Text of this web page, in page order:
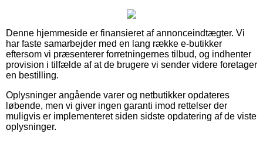
Denne hjemmeside er finansieret af annonceindtægter. Vi
har faste samarbejder med en lang række e-butikker
eftersom vi præsenterer forretningernes tilbud, og indhenter
provision i tilfælde af at de brugere vi sender videre foretager
en bestilling.
Oplysninger angående varer og netbutikker opdateres
løbende, men vi giver ingen garanti imod rettelser der
muligvis er implementeret siden sidste opdatering af de viste
oplysninger.